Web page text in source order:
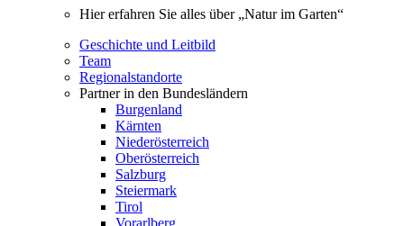
Hier erfahren Sie alles über „Natur im Garten“
Geschichte und Leitbild
Team
Regionalstandorte
Partner in den Bundesländern
Burgenland
Kärnten
Niederösterreich
Oberösterreich
Salzburg
Steiermark
Tirol
Vorarlberg